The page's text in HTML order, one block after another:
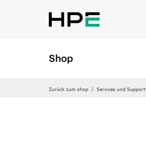
Shop
Zurück zum shop Services und Support